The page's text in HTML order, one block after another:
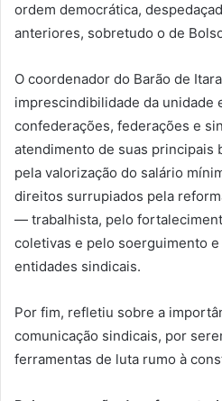
ordem democrática,
anteriores, sobretudo o de
O coordenador do Barão de
imprescindibilidade da unidade
confederações, federações e
atendimento de suas principais
pela valorização do salário
direitos surrupiados pela
— trabalhista, pelo
coletivas e pelo soerguimento
entidades sindicais.
Por fim, refletiu sobre a
comunicação sindicais, por
ferramentas de luta rumo à